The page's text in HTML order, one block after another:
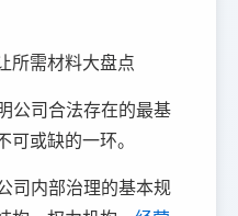
所需材料大盘点
公司合法存在的最基
或缺的一环。
司内部治理的基本规